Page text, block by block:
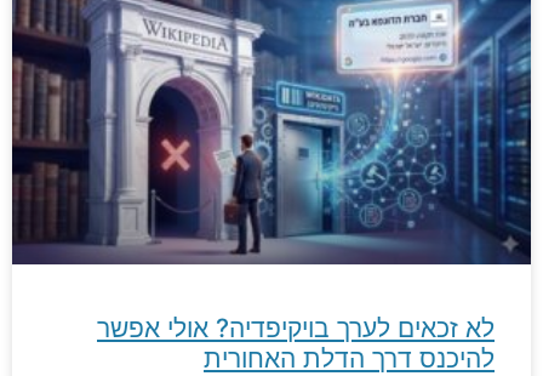
לא זכאים לערך בויקיפדיה? אולי אפשר
להיכנס דרך הדלת האחורית